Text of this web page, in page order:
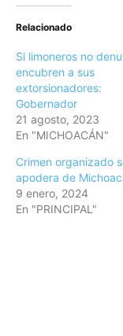
Relacionado
Si limoneros no
encubren a sus
extorsionadores:
Gobernador
21 agosto, 2023
En "MICHOACÁN"
Crimen organizado
apodera de
9 enero, 2024
En "PRINCIPAL"